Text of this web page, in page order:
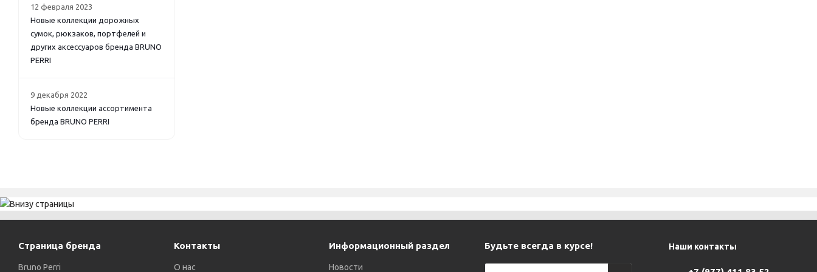
12 февраля 2023
Новые коллекции дорожных
сумок, рюкзаков, портфелей и
других аксессуаров бренда BRUNO
PERRI
9 декабря 2022
Новые коллекции ассортимента
бренда BRUNO PERRI
Страница бренда
Bruno Perri
Контакты
О нас
Информационный раздел
Новости
Будьте всегда в курсе! Наши контакты